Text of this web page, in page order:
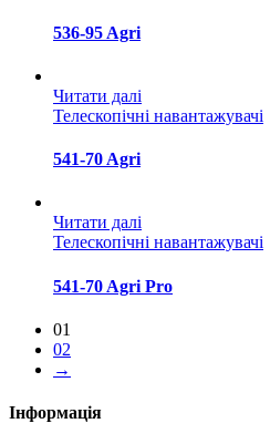
536-95 Agri
Читати далі
Телескопічні навантажувачі
541-70 Agri
Читати далі
Телескопічні навантажувачі
541-70 Agri Pro
01
02
→
Інформація